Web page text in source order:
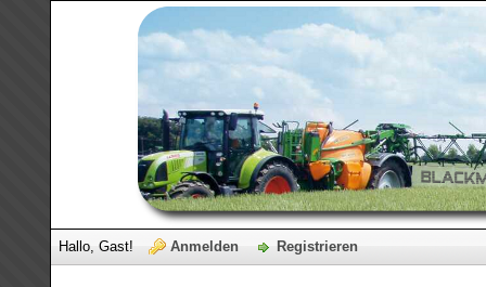
Hallo, Gast! Anmelden Registrieren